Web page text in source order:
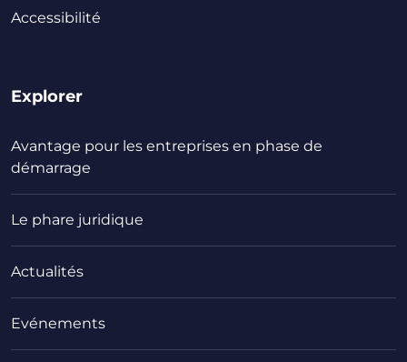
Accessibilité
Explorer
Avantage pour les entreprises en phase de
démarrage
Le phare juridique
Actualités
Evénements